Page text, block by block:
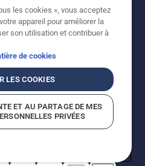
droits réservés. Les prix
de Husqvarna Schweiz AG
prix en CHF, TVA 8,1 % et
de modification. Tous les
de vente recommandés (TVA
est disponible pour un achat
CGVL Shop en ligne
présumées
les cookies », vous acceptez
appareil pour améliorer la
son utilisation et contribuer à
de cookies
LES COOKIES
ET AU PARTAGE DE MES
PRIVÉES